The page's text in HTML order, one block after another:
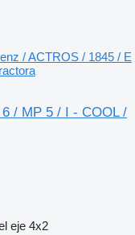
/ ACTROS / 1845 / E
/ MP 5 / I - COOL /
eje 4x2